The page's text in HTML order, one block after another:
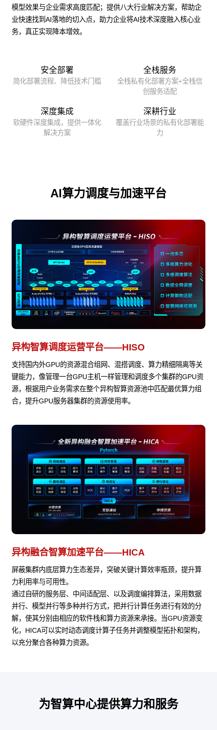
模型效果与企业需求高度匹配；提供八大行业解决方案，帮助企
业快速找到AI落地的切入点，助力企业将AI技术深度融入核心业
务，真正实现降本增效。
安全部署
简化部署流程、降低技术门槛
全栈服务
全栈私有化部署方案+全栈信
创服务适配
深度集成
软硬件深度集成，提供一体化
解决方案
深耕行业
覆盖行业场景的私有化部署能
力
AI算力调度与加速平台
异构智算调度运营平台——HISO
支持国内外GPU的资源混合组网、混搭调度、算力精细隔离等关
键能力，像管理一台GPU主机一样管理和调度多个集群的GPU资
源，根据用户业务需求在整个异构智算资源池中匹配最优算力组
合，提升GPU服务器集群的资源使用率。
异构融合智算加速平台——HICA
屏蔽集群内底层算力生态差异，突破关键计算效率瓶颈，提升算
力利用率与可用性。
通过自研的服务层、中间适配层、以及调度编排算法，采用数据
并行、模型并行等多种并行方式，把并行计算任务进行有效的分
解，使其分别由相应的软件栈和算力资源来承接。当GPU资源变
化，HICA可以实时动态调度计算子任务并调整模型拓扑和架构，
以充分聚合各种算力资源。
为智算中心提供算力和服务